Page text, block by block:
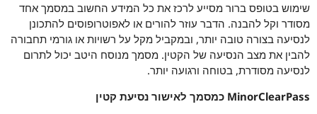
שימוש בטופס ברור מסייע לרכז את כל המידע החשוב במסמך אחד
מסודר וקל להבנה. הדבר עוזר להורים או לאפוטרופוסים להתכונן
לנסיעה בצורה טובה יותר, ובמקביל מקל על רשויות או גורמי תחבורה
להבין את מצב הנסיעה של הקטין. מסמך מנוסח היטב יכול לתרום
לנסיעה מסודרת, בטוחה ורגועה יותר.
MinorClearPass כמסמך לאישור נסיעת קטין